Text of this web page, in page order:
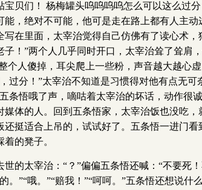
宝贝们！ 杨梅罐头呜呜呜呜怎么可以这么过
能，绝对不可能，他可是走在路上都有人
写在里面，太宰治觉得自己仿佛有了读心术
子！”两个人几乎同时开口，太宰治耸了耸肩
个人傻掉，耳尖爬上一些粉，声音越大越
过分！”太宰治不知道是习惯得对他有点无
条悟哦了声，嘀咕着太宰治的坏话，动作很
媒体的人。回到五条悟家，太宰治饭也没吃
还挺适合上吊的，试试好了。五条悟一进门
的凳子。
世的太宰治：“？”偏偏五条悟还喊：“不要
。”“哦。”“赔我！”“呵呵。”五条悟还想说